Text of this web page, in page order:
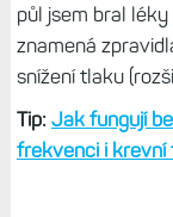
půl jsem bral
znamená
snížení tlaku
Tip: Jak fungují
frekvenci i krevní